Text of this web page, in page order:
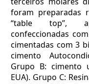
foram preparadas
“table top”,
confeccionadas com
cimentadas com 3
cimento
Grupo B: cimento
EUA). Grupo C: